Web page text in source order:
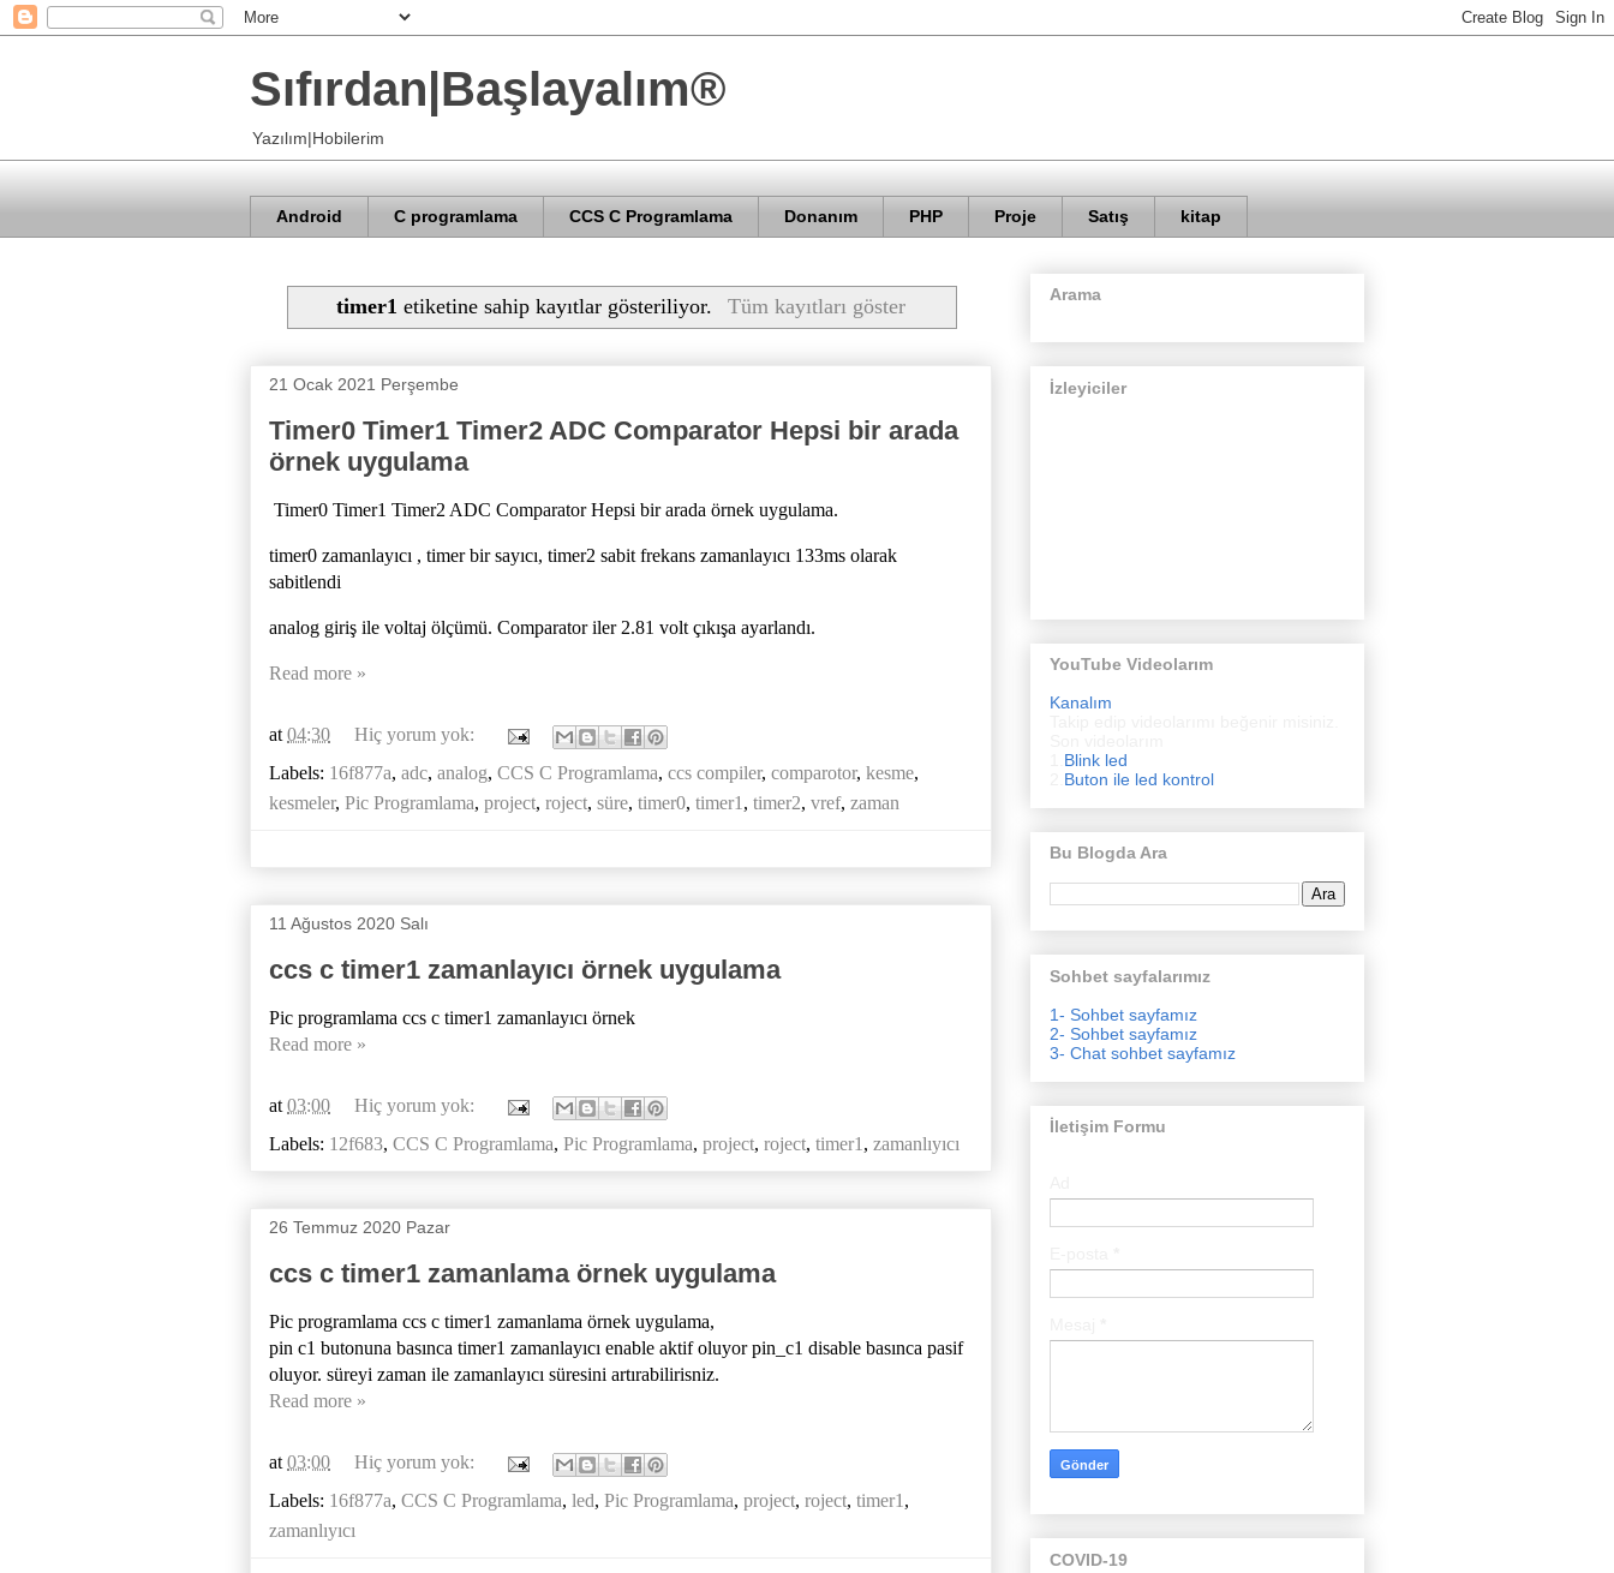
Sıfırdan|Başlayalım®
Yazılım|Hobilerim
Android C programlama CCS C Programlama Donanım PHP Proje Satış kitap
timer1 etiketine sahip kayıtlar gösteriliyor. Tüm kayıtları göster
21 Ocak 2021 Perşembe
Timer0 Timer1 Timer2 ADC Comparator Hepsi bir arada
örnek uygulama
Timer0 Timer1 Timer2 ADC Comparator Hepsi bir arada örnek uygulama.
timer0 zamanlayıcı , timer bir sayıcı, timer2 sabit frekans zamanlayıcı 133ms olarak
sabitlendi
analog giriş ile voltaj ölçümü. Comparator iler 2.81 volt çıkışa ayarlandı.
Read more »
at04:30
Hiç yorum yok:
Labels: 16f877a, adc, analog, CCS C Programlama, ccs compiler, comparotor, kesme,
kesmeler, Pic Programlama, project, roject, süre, timer0, timer1 , timer2, vref, zaman
11 Ağustos 2020 Salı
ccs c timer1 zamanlayıcı örnek uygulama
Pic programlama ccs c timer1 zamanlayıcı örnek
Read more »
at03:00
Hiç yorum yok:
Labels: 12f683, CCS C Programlama, Pic Programlama, project, roject, timer1 , zamanlıyıcı
26 Temmuz 2020 Pazar
ccs c timer1 zamanlama örnek uygulama
Pic programlama ccs c timer1 zamanlama örnek uygulama,
pin c1 butonuna basınca timer1 zamanlayıcı enable aktif oluyor pin_c1 disable basınca pasif
oluyor. süreyi zaman ile zamanlayıcı süresini artırabilirisniz.
Read more »
at03:00
Hiç yorum yok:
Labels: 16f877a, CCS C Programlama, led, Pic Programlama, project, roject, timer1 ,
zamanlıyıcı
Arama
İzleyiciler
YouTube Videolarım
Kanalım
Blink led
Buton ile led kontrol
Bu Blogda Ara
Sohbet sayfalarımız
1- Sohbet sayfamız
2- Sohbet sayfamız
3- Chat sohbet sayfamız
İletişim Formu
COVID-19